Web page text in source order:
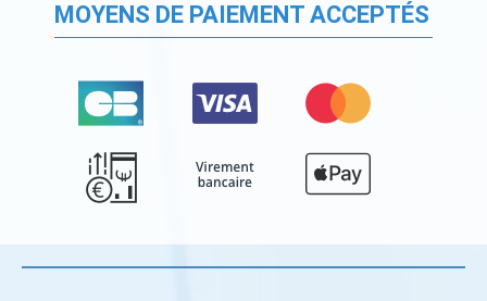
MOYENS DE PAIEMENT ACCEPTÉS